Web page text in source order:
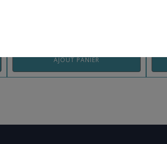
AJOUT PANIER